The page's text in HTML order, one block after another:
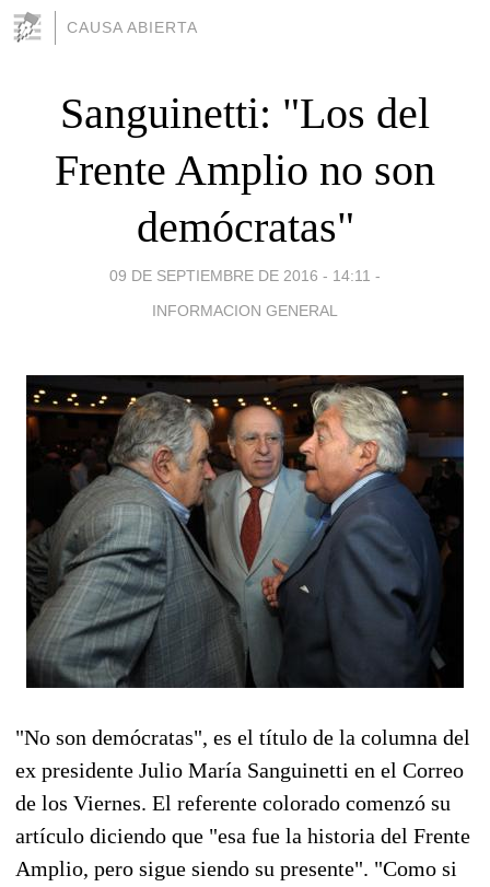
CAUSA ABIERTA
Sanguinetti: "Los del
Frente Amplio no son
demócratas"
09 DE SEPTIEMBRE DE 2016 - 14:11 -
INFORMACION GENERAL
"No son demócratas", es el título de la columna del
ex presidente Julio María Sanguinetti en el Correo
de los Viernes. El referente colorado comenzó su
artículo diciendo que "esa fue la historia del Frente
Amplio, pero sigue siendo su presente". "Como si